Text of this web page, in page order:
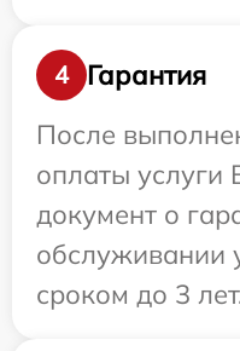
4
Гарантия
После
оплаты услуги
документ о
обслуживании
сроком до 3